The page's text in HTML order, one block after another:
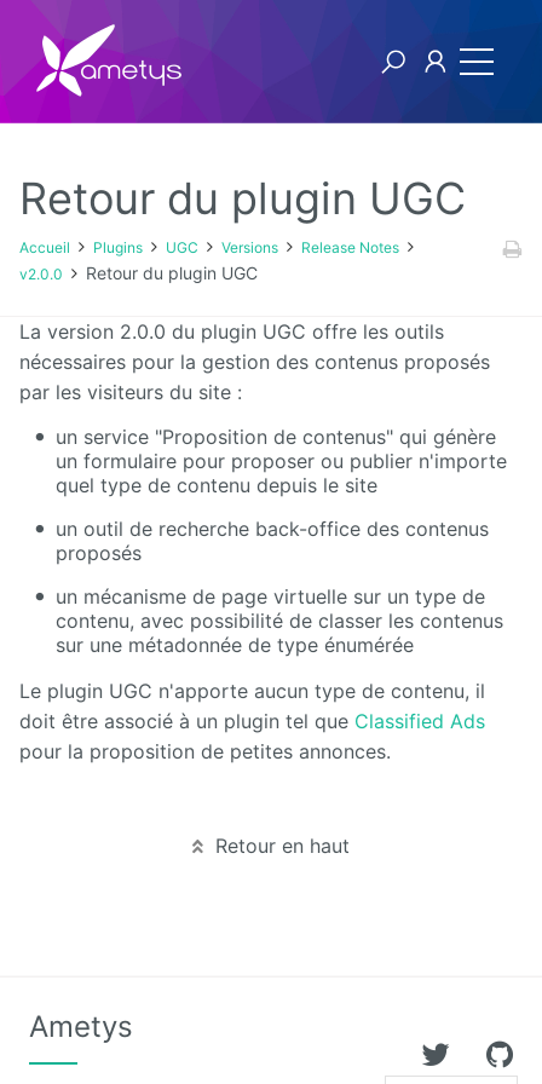
Plugins
Authentification
NTLM
Bluemind
BPM
Calendar
CaptchEtat
Cart
Classified
Datasources
Explorer
Retour du plugin UGC
Accueil Plugins UGC Versions
Release Notes
v2.0.0
Retour du plugin UGC
La version 2.0.0 du plugin UGC offre les outils
nécessaires pour la gestion des contenus proposés
par les visiteurs du site :
un service "Proposition de contenus" qui génère
un formulaire pour proposer ou publier n'importe
quel type de contenu depuis le site
un outil de recherche back-office des contenus
proposés
un mécanisme de page virtuelle sur un type de
contenu, avec possibilité de classer les contenus
sur une métadonnée de type énumérée
Le plugin UGC n'apporte aucun type de contenu, il
doit être associé à un plugin tel que Classified Ads
pour la proposition de petites annonces.
Retour en haut
Ametys